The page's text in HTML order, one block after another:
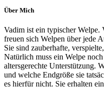
Über Mich
Vadim ist ein typischer
freuen sich Welpen über jede
Sie sind zauberhafte,
Natürlich muss ein Welpe
altersgerechte Unterstützung.
und welche Endgröße sie
es hierfür nicht. Sie erhalten